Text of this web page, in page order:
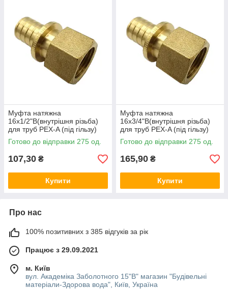
Муфта натяжна
16x1/2"В(внутрішня різьба)
для труб PEX-A (під гільзу)
латунна V&G (VALOGIN)
Готово до відправки 275 од.
107,30 ₴
Купити
Муфта натяжна
16x3/4"В(внутрішня різьба)
для труб PEX-A (під гільзу)
латунна V&G (VALOGIN)
Готово до відправки 275 од.
165,90 ₴
Купити
Про нас
100% позитивних з 385 відгуків за рік
Працює з 29.09.2021
м. Київ
вул. Академіка Заболотного 15"В" магазин "Будівельні
матеріали-Здорова вода", Київ, Україна